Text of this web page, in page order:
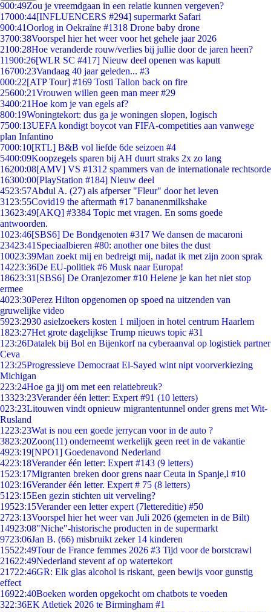
900:49Zou je vreemdgaan in een relatie kunnen vergeven?
17000:44[INFLUENCERS #294] supermarkt Safari
900:41Oorlog in Oekraïne #1318 Drone baby drone
3700:38Voorspel hier het weer voor het gehele jaar 2026
2100:28Hoe veranderde rouw/verlies bij jullie door de jaren heen?
11900:26[WLR SC #417] Nieuw deel openen was kaputt
16700:23Vandaag 40 jaar geleden... #3
000:22[ATP Tour] #169 Tosti Tallon back on fire
25600:21Vrouwen willen geen man meer #29
3400:21Hoe kom je van egels af?
800:19Woningtekort: dus ga je woningen slopen, logisch
7500:13UEFA kondigt boycot van FIFA-competities aan vanwege
plan Infantino
7000:10[RTL] B&B vol liefde 6de seizoen #4
5400:09Koopzegels sparen bij AH duurt straks 2x zo lang
16200:08[AMV] VS #1312 spammers van de internationale rechtsorde
16300:00[PlayStation #184] Nieuw deel
4523:57Abdul A. (27) als afperser "Fleur" door het leven
31 23:55Covid19 the aftermath #17 bananenmilkshake
13623:49[AKQ] #3384 Topic met vragen. En soms goede
antwoorden.
1023:46[SBS6] De Bondgenoten #317 We dansen de macaroni
23423:41 Speciaalbieren #80: another one bites the dust
10023:39Man zoekt mij en bedreigt mij, nadat ik met zijn zoon sprak
14223:36De EU-politiek #6 Musk naar Europa!
18623:31 [SBS6] De Oranjezomer #10 Helene je kan het niet stop
ermee
4023:30Perez Hilton opgenomen op spoed na uitzenden van
gruwelijke video
5923:2930 asielzoekers kosten 1 miljoen in hotel centrum Haarlem
1823:27Het grote dagelijkse Trump nieuws topic #31
1 23:26Datalek bij Bol en Bijenkorf na cyberaanval op logistiek partner
Ceva
1 23:25Progressieve Democraat El-Sayed wint nipt voorverkiezing
Michigan
223:24Hoe ga jij om met een relatiebreuk?
13323:23Verander één letter: Expert #91 (10 letters)
023:23Litouwen vindt opnieuw migrantentunnel onder grens met Wit-
Rusland
1223:23Wat is nou een goede jerrycan voor in de auto ?
3823:20Zoon(11) onderneemt werkelijk geen reet in de vakantie
4923:19[NPO1] Goedenavond Nederland
4223:18Verander één letter: Expert #143 (9 letters)
1523:17Migranten breken door grens naar Ceuta in Spanje,l #10
1023:16Verander één letter. Expert # 75 (8 letters)
51 23:15Een gezin stichten uit verveling?
19523:15Verander een letter expert (7lettereditie) #50
2723:13Voorspel hier het weer van Juli 2026 (gemeten in de Bilt)
14923:08"Niche"-historische producten in de supermarkt
9723:06Jan B. (66) misbruikt zeker 14 kinderen
15522:49Tour de France femmes 2026 #3 Tijd voor de borstcrawl
21622:49Nederland stevent af op watertekort
21722:46GR: Elk glas alcohol is riskant, geen bewijs voor gunstig
effect
16922:40Boeken worden opgekocht om chatbots te voeden
322:36EK Atletiek 2026 te Birmingham #1